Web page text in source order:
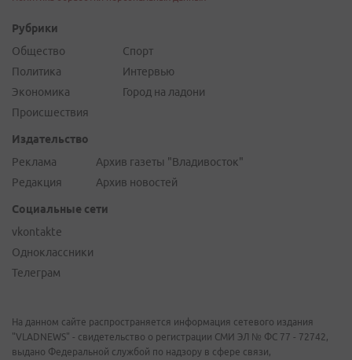
Рубрики
Общество
Политика
Экономика
Происшествия
Спорт
Интервью
Город на ладони
Издательство
Реклама
Редакция
Архив газеты "Владивосток"
Архив новостей
Социальные сети
vkontakte
Одноклассники
Телеграм
На данном сайте распространяется информация сетевого издания
"VLADNEWS" - свидетельство о регистрации СМИ ЭЛ № ФС 77 - 72742,
выдано Федеральной службой по надзору в сфере связи,